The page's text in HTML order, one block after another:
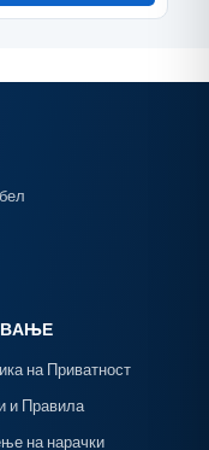
на Приватност
и Правила
на нарачки